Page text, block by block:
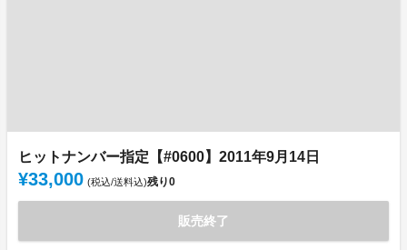
ヒットナンバー指定【#0600】2011年9月14日
¥33,000 (税込/送料込)残り0
販売終了